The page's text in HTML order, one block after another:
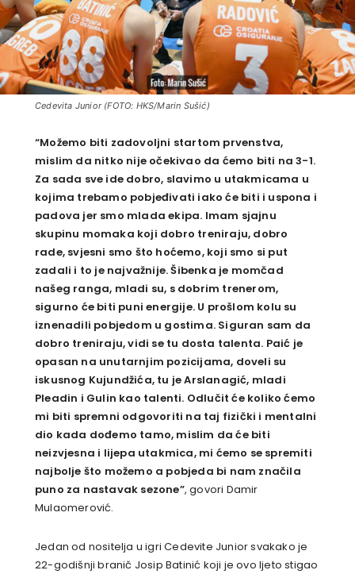
Cedevita Junior (FOTO: HKS/Marin Sušić)
“Možemo biti zadovoljni startom prvenstva,
mislim da nitko nije očekivao da ćemo biti na 3-1.
Za sada sve ide dobro, slavimo u utakmicama u
kojima trebamo pobjeđivati iako će biti i uspona i
padova jer smo mlada ekipa. Imam sjajnu
skupinu momaka koji dobro treniraju, dobro
rade, svjesni smo što hoćemo, koji smo si put
zadali i to je najvažnije. Šibenka je momčad
našeg ranga, mladi su, s dobrim trenerom,
sigurno će biti puni energije. U prošlom kolu su
iznenadili pobjedom u gostima. Siguran sam da
dobro treniraju, vidi se tu dosta talenta. Paić je
opasan na unutarnjim pozicijama, doveli su
iskusnog Kujundžića, tu je Arslanagić, mladi
Pleadin i Gulin kao talenti. Odlučit će koliko ćemo
mi biti spremni odgovoriti na taj fizički i mentalni
dio kada dođemo tamo, mislim da će biti
neizvjesna i lijepa utakmica, mi ćemo se spremiti
najbolje što možemo a pobjeda bi nam značila
puno za nastavak sezone”, govori Damir
Mulaomerović.
Jedan od nositelja u igri Cedevite Junior svakako je
22-godišnji branič Josip Batinić koji je ovo ljeto stigao